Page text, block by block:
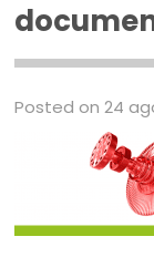
Posted on 24